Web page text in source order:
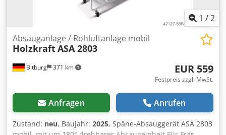
1 /2
Bitburg 371 km
Absauganlage / Rohluftanlage mobil
HolzkraftASA 2803
EUR 559
Festpreis zzgl. MwSt.
Anfragen Anrufen
Zustand: neu, Baujahr: 2025, Späne-Absauggerät ASA 2803